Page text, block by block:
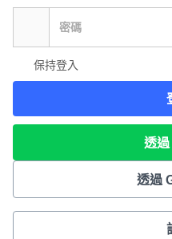
保持登入
透
透過